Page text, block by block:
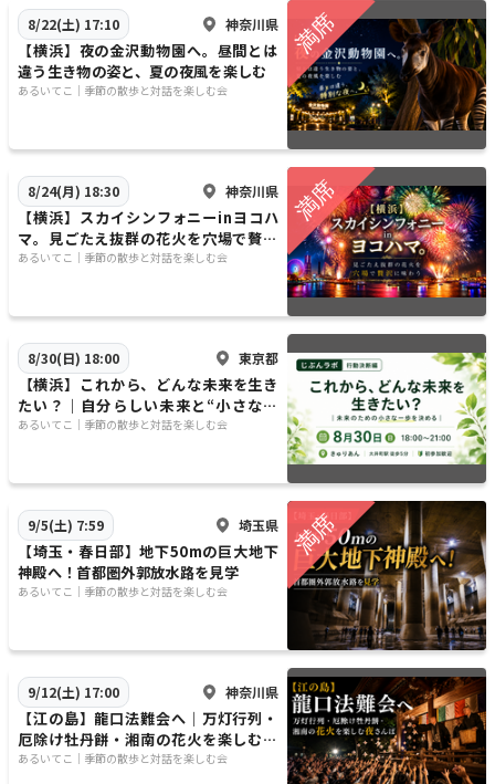
8/22(土) 17:10 神奈川県
【横浜】夜の金沢動物園へ。昼間とは
違う生き物の姿と、夏の夜風を楽しむ
​​あるいてこ｜季節の散歩と対話を楽しむ会
8/24(月) 18:30 神奈川県
【横浜】スカイシンフォニーinヨコハ
マ。見ごたえ抜群の花火を穴場で贅沢
に味わう
​​あるいてこ｜季節の散歩と対話を楽しむ会
8/30(日) 18:00 東京都
​【横浜】これから、どんな未来を生き
たい？｜自分らしい未来と“小さな一
歩”を考える｜じぶんラボ
​​あるいてこ｜季節の散歩と対話を楽しむ会
9/5(土) 7:59 埼玉県
【埼玉・春日部】地下50mの巨大地下
神殿へ！首都圏外郭放水路を見学
​​あるいてこ｜季節の散歩と対話を楽しむ会
9/12(土) 17:00 神奈川県
【江の島】龍口法難会へ｜万灯行列・
厄除け牡丹餅・湘南の花火を楽しむ夜
さんぽ
​​あるいてこ｜季節の散歩と対話を楽しむ会